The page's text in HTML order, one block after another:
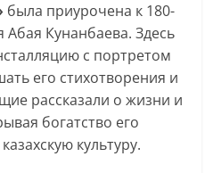
была приурочена к 180-
Кунанбаева. Здесь
с портретом
его стихотворения и
рассказали о жизни и
богатство его
культуру.